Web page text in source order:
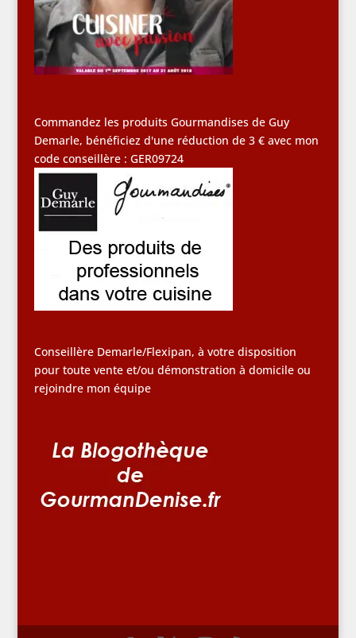
Commandez les produits Gourmandises de Guy
Demarle, bénéficiez d'une réduction de 3 € avec mon
code conseillère : GER09724
Conseillère Demarle/Flexipan, à votre disposition
pour toute vente et/ou démonstration à domicile ou
rejoindre mon équipe